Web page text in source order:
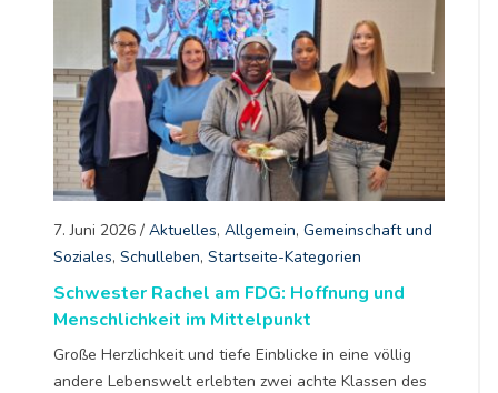
7. Juni 2026/ Aktuelles, Allgemein, Gemeinschaft und
Soziales, Schulleben, Startseite-Kategorien
Schwester Rachel am FDG: Hoffnung und
Menschlichkeit im Mittelpunkt
Große Herzlichkeit und tiefe Einblicke in eine völlig
andere Lebenswelt erlebten zwei achte Klassen des